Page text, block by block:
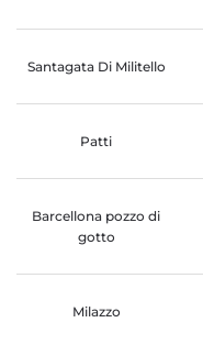
Santagata Di Militello
Patti
Barcellona pozzo di
gotto
Milazzo